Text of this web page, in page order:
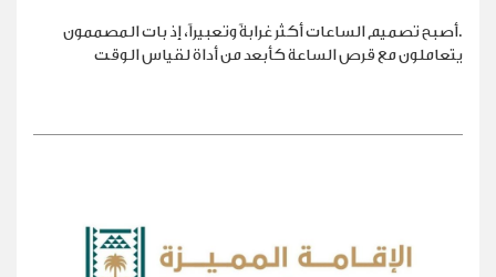
.أصبح تصميم الساعات أكثر غرابةً وتعبيراً، إذ بات المصممون
يتعاملون مع قرص الساعة كأبعد من أداة لقياس الوقت